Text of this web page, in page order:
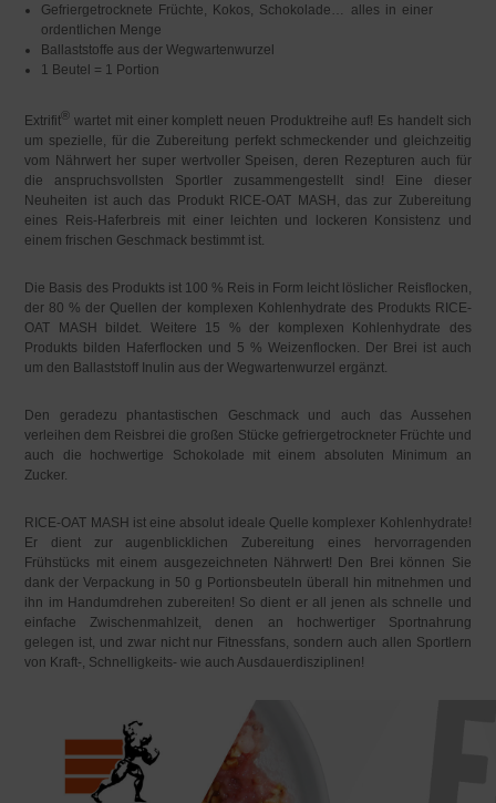
Gefriergetrocknete Früchte, Kokos, Schokolade… alles in einer
ordentlichen Menge
Ballaststoffe aus der Wegwartenwurzel
1 Beutel = 1 Portion
Extrifit® wartet mit einer komplett neuen Produktreihe auf! Es handelt sich
um spezielle, für die Zubereitung perfekt schmeckender und gleichzeitig
vom Nährwert her super wertvoller Speisen, deren Rezepturen auch für
die anspruchsvollsten Sportler zusammengestellt sind! Eine dieser
Neuheiten ist auch das Produkt RICE-OAT MASH, das zur Zubereitung
eines Reis-Haferbreis mit einer leichten und lockeren Konsistenz und
einem frischen Geschmack bestimmt ist.
Die Basis des Produkts ist 100 % Reis in Form leicht löslicher Reisflocken,
der 80 % der Quellen der komplexen Kohlenhydrate des Produkts RICE-
OAT MASH bildet. Weitere 15 % der komplexen Kohlenhydrate des
Produkts bilden Haferflocken und 5 % Weizenflocken. Der Brei ist auch
um den Ballaststoff Inulin aus der Wegwartenwurzel ergänzt.
Den geradezu phantastischen Geschmack und auch das Aussehen
verleihen dem Reisbrei die großen Stücke gefriergetrockneter Früchte und
auch die hochwertige Schokolade mit einem absoluten Minimum an
Zucker.
RICE-OAT MASH ist eine absolut ideale Quelle komplexer Kohlenhydrate!
Er dient zur augenblicklichen Zubereitung eines hervorragenden
Frühstücks mit einem ausgezeichneten Nährwert! Den Brei können Sie
dank der Verpackung in 50 g Portionsbeuteln überall hin mitnehmen und
ihn im Handumdrehen zubereiten! So dient er all jenen als schnelle und
einfache Zwischenmahlzeit, denen an hochwertiger Sportnahrung
gelegen ist, und zwar nicht nur Fitnessfans, sondern auch allen Sportlern
von Kraft-, Schnelligkeits- wie auch Ausdauerdisziplinen!